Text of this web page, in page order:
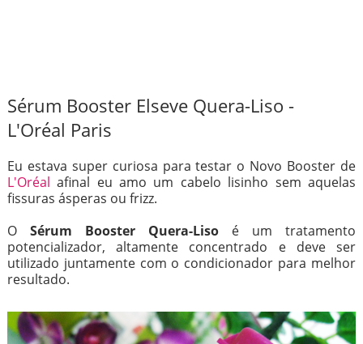
Sérum Booster Elseve Quera-Liso -
L'Oréal Paris
Eu estava super curiosa para testar o Novo Booster de
L'Oréal afinal eu amo um cabelo lisinho sem aquelas
fissuras ásperas ou frizz.
O Sérum Booster Quera-Liso é um tratamento
potencializador, altamente concentrado e deve ser
utilizado juntamente com o condicionador para melhor
resultado.